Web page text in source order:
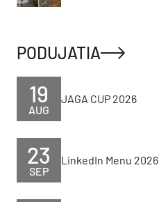
PODUJATIA
AUG
19 JAGA CUP 2026
SEP
23 LinkedIn Menu 2026